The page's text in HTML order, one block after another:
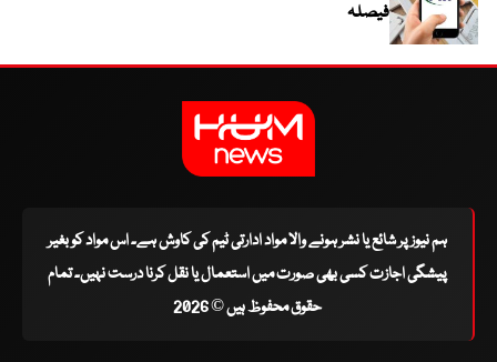
فیصلہ
ہم نیوز پر شائع یا نشر ہونے والا مواد ادارتی ٹیم کی کاوش ہے۔ اس مواد کو بغیر
پیشگی اجازت کسی بھی صورت میں استعمال یا نقل کرنا درست نہیں۔ تمام
حقوق محفوظ ہیں © 2026